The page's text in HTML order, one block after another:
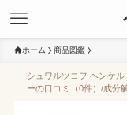
ホーム 商品図鑑
シュワルツコフ ヘンケ
ーの口コミ（0件）/成分